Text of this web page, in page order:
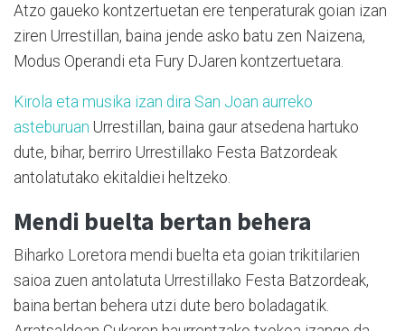
Atzo gaueko kontzertuetan ere tenperaturak goian izan
ziren Urrestillan, baina jende asko batu zen Naizena,
Modus Operandi eta Fury DJaren kontzertuetara.
Kirola eta musika izan dira San Joan aurreko
asteburuan Urrestillan, baina gaur atsedena hartuko
dute, bihar, berriro Urrestillako Festa Batzordeak
antolatutako ekitaldiei heltzeko.
Mendi buelta bertan behera
Biharko Loretora mendi buelta eta goian trikitilarien
saioa zuen antolatuta Urrestillako Festa Batzordeak,
baina bertan behera utzi dute bero boladagatik.